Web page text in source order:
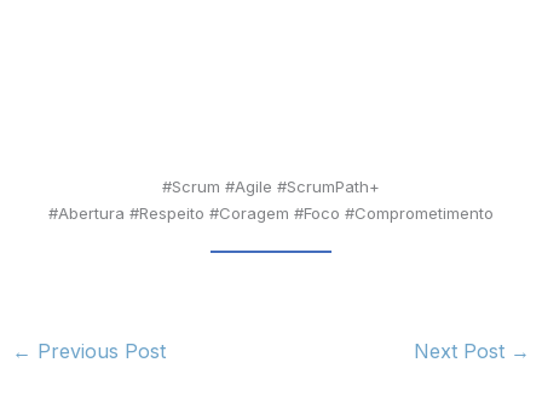
#Scrum #Agile #ScrumPath+
#Abertura #Respeito #Coragem #Foco #Comprometimento
← Previous Post Next Post →